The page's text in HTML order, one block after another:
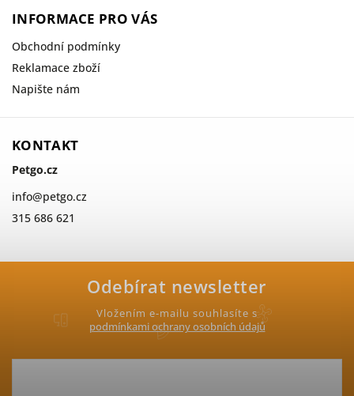
Odebírat newsletter
Vložením e-mailu souhlasíte s
podmínkami ochrany osobních údajů
INFORMACE PRO VÁS
Obchodní podmínky
Reklamace zboží
Napište nám
KONTAKT
Petgo.cz
info@petgo.cz
315 686 621